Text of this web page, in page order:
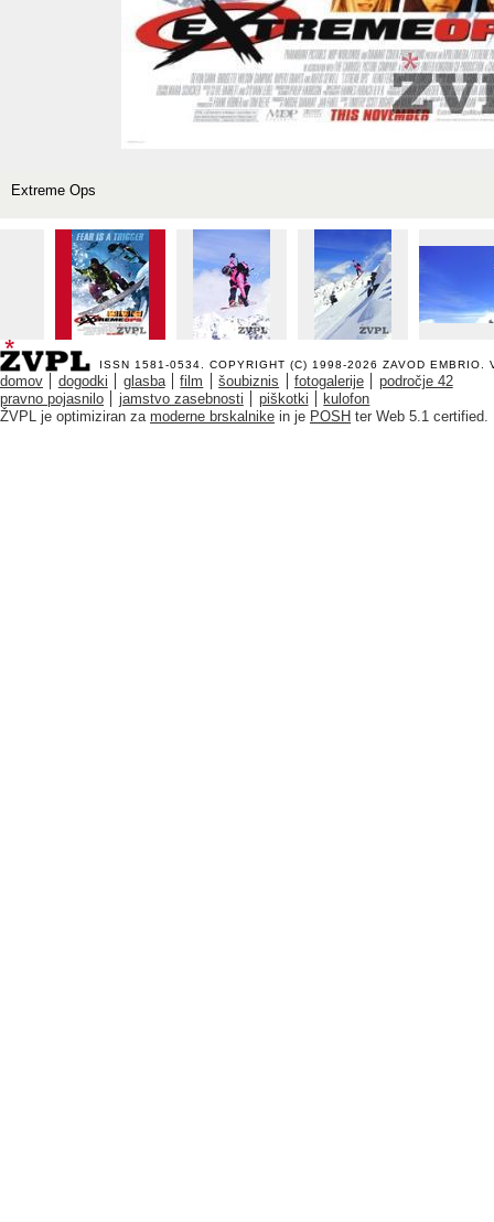
Extreme Ops
ISSN 1581-0534. COPYRIGHT (C) 1998-2026 ZAVOD EMBRIO .
domov dogodki glasba film šoubiznis fotogalerije
področje 42
pravno pojasnilo
jamstvo zasebnosti piškotki
kulofon
ŽVPL je optimiziran za moderne brskalnike in je POSH ter Web 5.1 certified.